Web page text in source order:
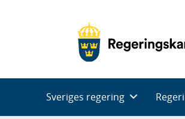
Sveriges regering